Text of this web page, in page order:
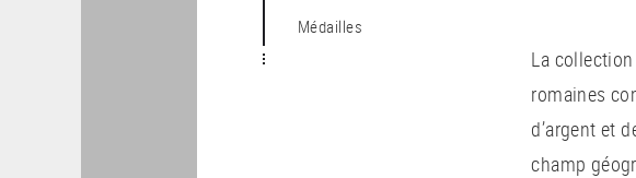
Médailles
La
romaines
d’argent et
champ